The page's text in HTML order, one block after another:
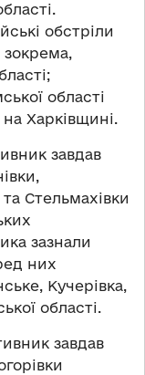
обстріли
зокрема,
області
Харківщині.
завдав
та Стельмахівки
зазнали
них
Кучерівка,
області.
завдав